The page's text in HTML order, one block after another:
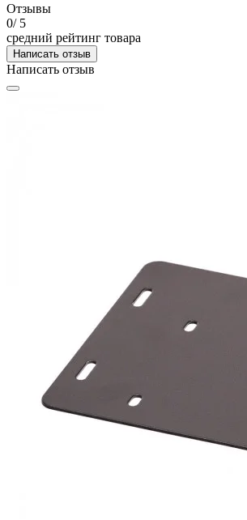
Отзывы
0/ 5
средний рейтинг товара
Написать отзыв
Написать отзыв